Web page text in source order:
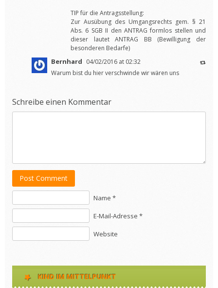
TIP für die Antragsstellung:
Zur Ausübung des Umgangsrechts gem. § 21
Abs. 6 SGB II den ANTRAG formlos stellen und
dieser lautet ANTRAG BB (Bewilligung der
besonderen Bedarfe)
Bernhard 04/02/2016 at 02:32
Warum bist du hier verschwinde wir wären uns
Schreibe einen Kommentar
Post Comment
Name *
E-Mail-Adresse *
Website
KIND IM MITTELPUNKT